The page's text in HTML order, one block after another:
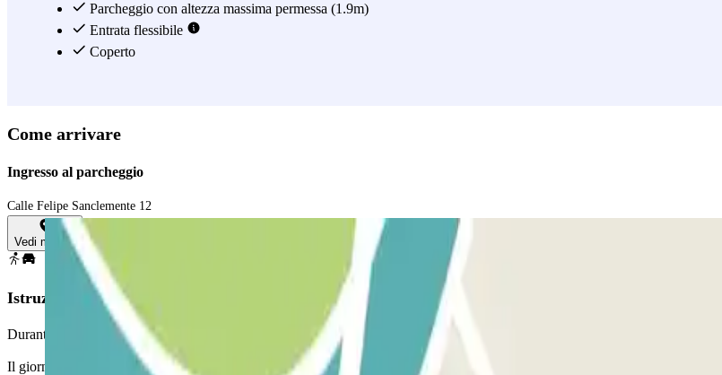
Parcheggio con altezza massima permessa (1.9m)
Entrata flessibile
Coperto
Come arrivare
Ingresso al parcheggio
Calle Felipe Sanclemente 12
Vedi mappa
Istruzioni
Durante il processo d'acquisto scegli la data in cui arriverai. Dopo aver effettuato il pagamento online riceverai, a mezzo
Il giorno della tua prenotazione accedi normalmente al parcheggio con il tuo veicolo, ritira il ticket all'entrata e parcheggia in